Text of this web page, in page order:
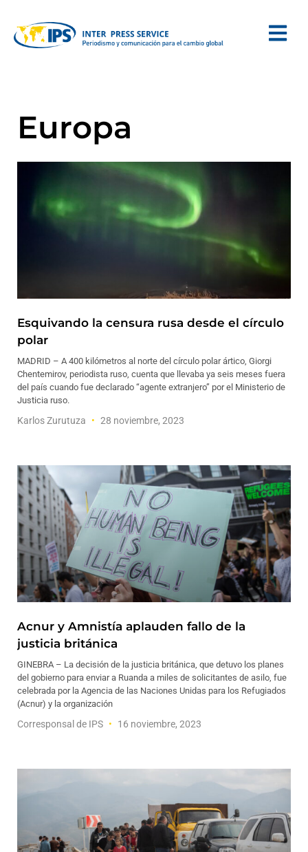
Europa
Esquivando la censura rusa desde el círculo
polar
MADRID – A 400 kilómetros al norte del círculo polar ártico, Giorgi
Chentemirov, periodista ruso, cuenta que llevaba ya seis meses fuera
del país cuando fue declarado “agente extranjero” por el Ministerio de
Justicia ruso.
Karlos Zurutuza 28 noviembre, 2023
Acnur y Amnistía aplauden fallo de la
justicia británica
GINEBRA – La decisión de la justicia británica, que detuvo los planes
del gobierno para enviar a Ruanda a miles de solicitantes de asilo, fue
celebrada por la Agencia de las Naciones Unidas para los Refugiados
(Acnur) y la organización
Corresponsal de IPS 16 noviembre, 2023